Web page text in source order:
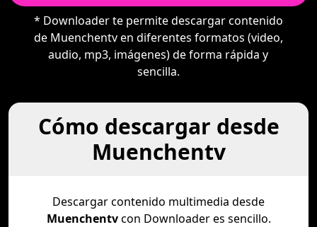
* Downloader te permite descargar contenido
de Muenchentv en diferentes formatos (video,
audio, mp3, imágenes) de forma rápida y
sencilla.
Cómo descargar desde
Muenchentv
Descargar contenido multimedia desde
Muenchentvcon Downloader es sencillo.